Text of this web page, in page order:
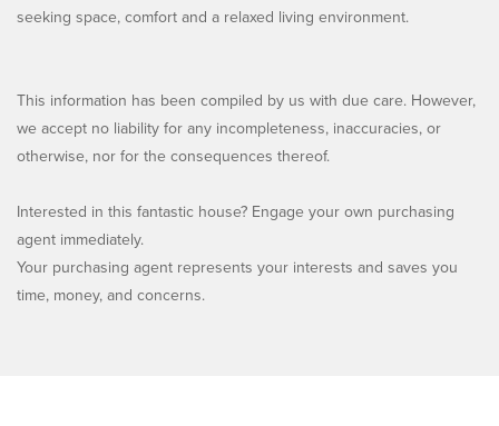
seeking space, comfort and a relaxed living environment.
This information has been compiled by us with due care. However,
we accept no liability for any incompleteness, inaccuracies, or
otherwise, nor for the consequences thereof.
Interested in this fantastic house? Engage your own purchasing
agent immediately.
Your purchasing agent represents your interests and saves you
time, money, and concerns.